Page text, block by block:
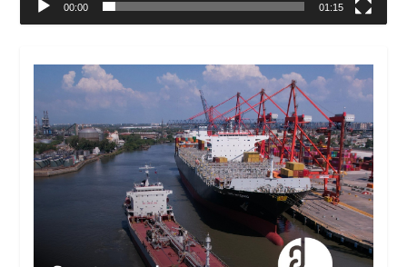
00:00 01:15